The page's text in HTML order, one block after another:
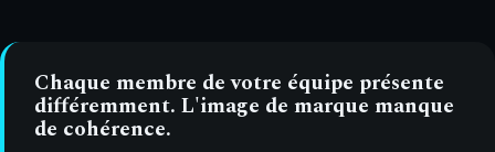
Chaque membre de votre équipe présente
différemment. L'image de marque manque
de cohérence.